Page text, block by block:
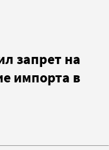
запрет на
импорта в